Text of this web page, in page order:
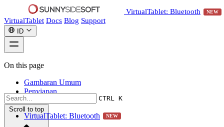
VirtualTablet: Bluetooth NEW
VirtualTablet Docs Blog Support
ID
CTRL K
VirtualTablet: Bluetooth NEW
On this page
Gambaran Umum
Penyiapan
Scroll to top